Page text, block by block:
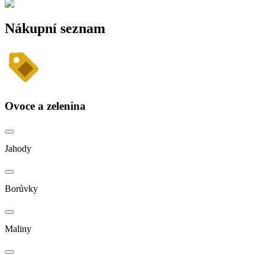
Nákupní seznam
Ovoce a zelenina
Jahody
Borůvky
Maliny